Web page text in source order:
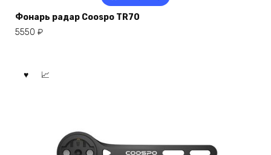
Фонарь радар Coospo TR70
5550 ₽